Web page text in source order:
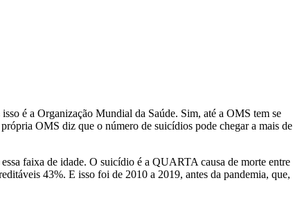
é a Organização Mundial da Saúde. Sim, até a OMS tem se
OMS diz que o número de suicídios pode chegar a mais de
faixa de idade. O suicídio é a QUARTA causa de morte entre
43%. E isso foi de 2010 a 2019, antes da pandemia, que,